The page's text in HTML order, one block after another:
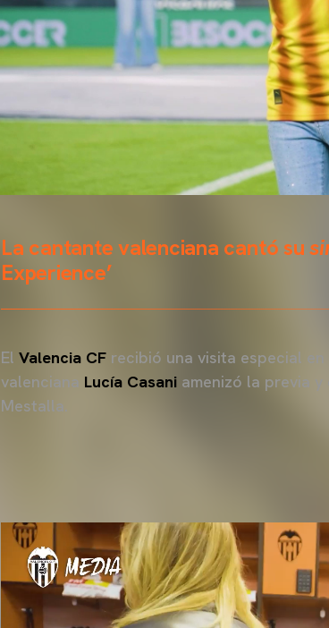
La cantante valenciana cantó su
Experience’
El Valencia CF recibió una visita especial
valenciana Lucía Casani amenizó la previa
Mestalla.